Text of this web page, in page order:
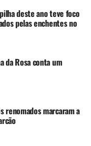
deste ano teve foco
pelas enchentes no
da Rosa conta um
renomados marcaram a